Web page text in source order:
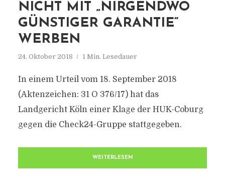
NICHT MIT „NIRGENDWO
GÜNSTIGER GARANTIE“
WERBEN
24. Oktober 2018 1 Min. Lesedauer
In einem Urteil vom 18. September 2018
(Aktenzeichen: 31 O 376/17) hat das
Landgericht Köln einer Klage der HUK-Coburg
gegen die Check24-Gruppe stattgegeben.
WEITERLESEN